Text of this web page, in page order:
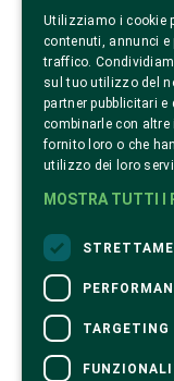
Via G. Bormioli, 60
©2026 Lonati Anglo-
Codice fiscale e partita
Capitale sociale
For information
For information on the
Utilizziamo i cookie
contenuti, annunci
traffico.
sul tuo utilizzo del
partner pubblicitari e
combinarle con
fornito loro o che
utilizzo dei loro
MOSTRA TUTTI I
TARGETING